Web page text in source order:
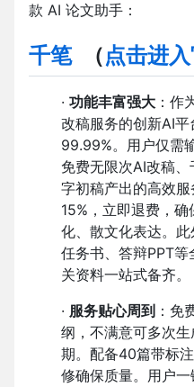
款 AI 论文助手：
千笔（点击进
· 功能丰富强大 ：作
改稿服务的创新AI
99.99%。用户仅需
免费无限次AI改稿
字初稿产出的高效
15%，立即退费，
化、散文化表达。此
任务书、答辩PPT
关资料一站式备齐。
· 服务贴心周到 ：免
纲，不满意可多次
期。配备40篇带标
修确保质量。用户